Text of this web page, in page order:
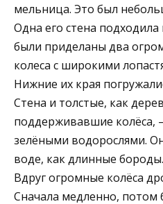
мельница. Это был
Одна его стена
были приделаны два
колеса с широкими
Нижние их края
Стена и толстые, как
поддерживавшие колёса,
зелёными водорослями.
воде, как длинные бороды.
Вдруг огромные колёса
Сначала медленно, потом